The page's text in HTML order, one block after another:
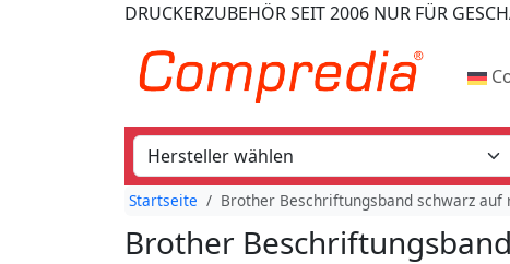
DRUCKERZUBEHÖRSEIT 2006 NUR FÜR
Startseite Brother Beschriftungsband schwarz
Brother